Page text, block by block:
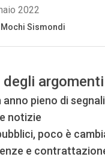
degli argomenti
anno pieno di
notizie
poco è
e